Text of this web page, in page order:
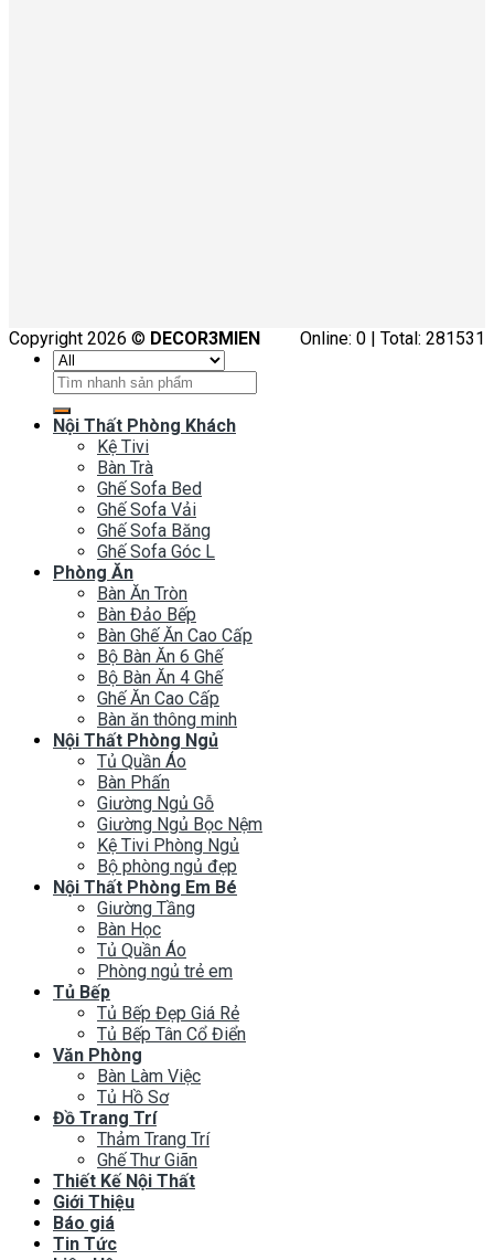
Online: 0 | Total: 281531
Copyright 2026 © DECOR3MIEN
Tìm
kiếm:
Nội Thất Phòng Khách
Kệ Tivi
Bàn Trà
Ghế Sofa Bed
Ghế Sofa Vải
Ghế Sofa Băng
Ghế Sofa Góc L
Phòng Ăn
Bàn Ăn Tròn
Bàn Đảo Bếp
Bàn Ghế Ăn Cao Cấp
Bộ Bàn Ăn 6 Ghế
Bộ Bàn Ăn 4 Ghế
Ghế Ăn Cao Cấp
Bàn ăn thông minh
Nội Thất Phòng Ngủ
Tủ Quần Áo
Bàn Phấn
Giường Ngủ Gỗ
Giường Ngủ Bọc Nệm
Kệ Tivi Phòng Ngủ
Bộ phòng ngủ đẹp
Nội Thất Phòng Em Bé
Giường Tầng
Bàn Học
Tủ Quần Áo
Phòng ngủ trẻ em
Tủ Bếp
Tủ Bếp Đẹp Giá Rẻ
Tủ Bếp Tân Cổ Điển
Văn Phòng
Bàn Làm Việc
Tủ Hồ Sơ
Đồ Trang Trí
Thảm Trang Trí
Ghế Thư Giãn
Thiết Kế Nội Thất
Giới Thiệu
Báo giá
Tin Tức